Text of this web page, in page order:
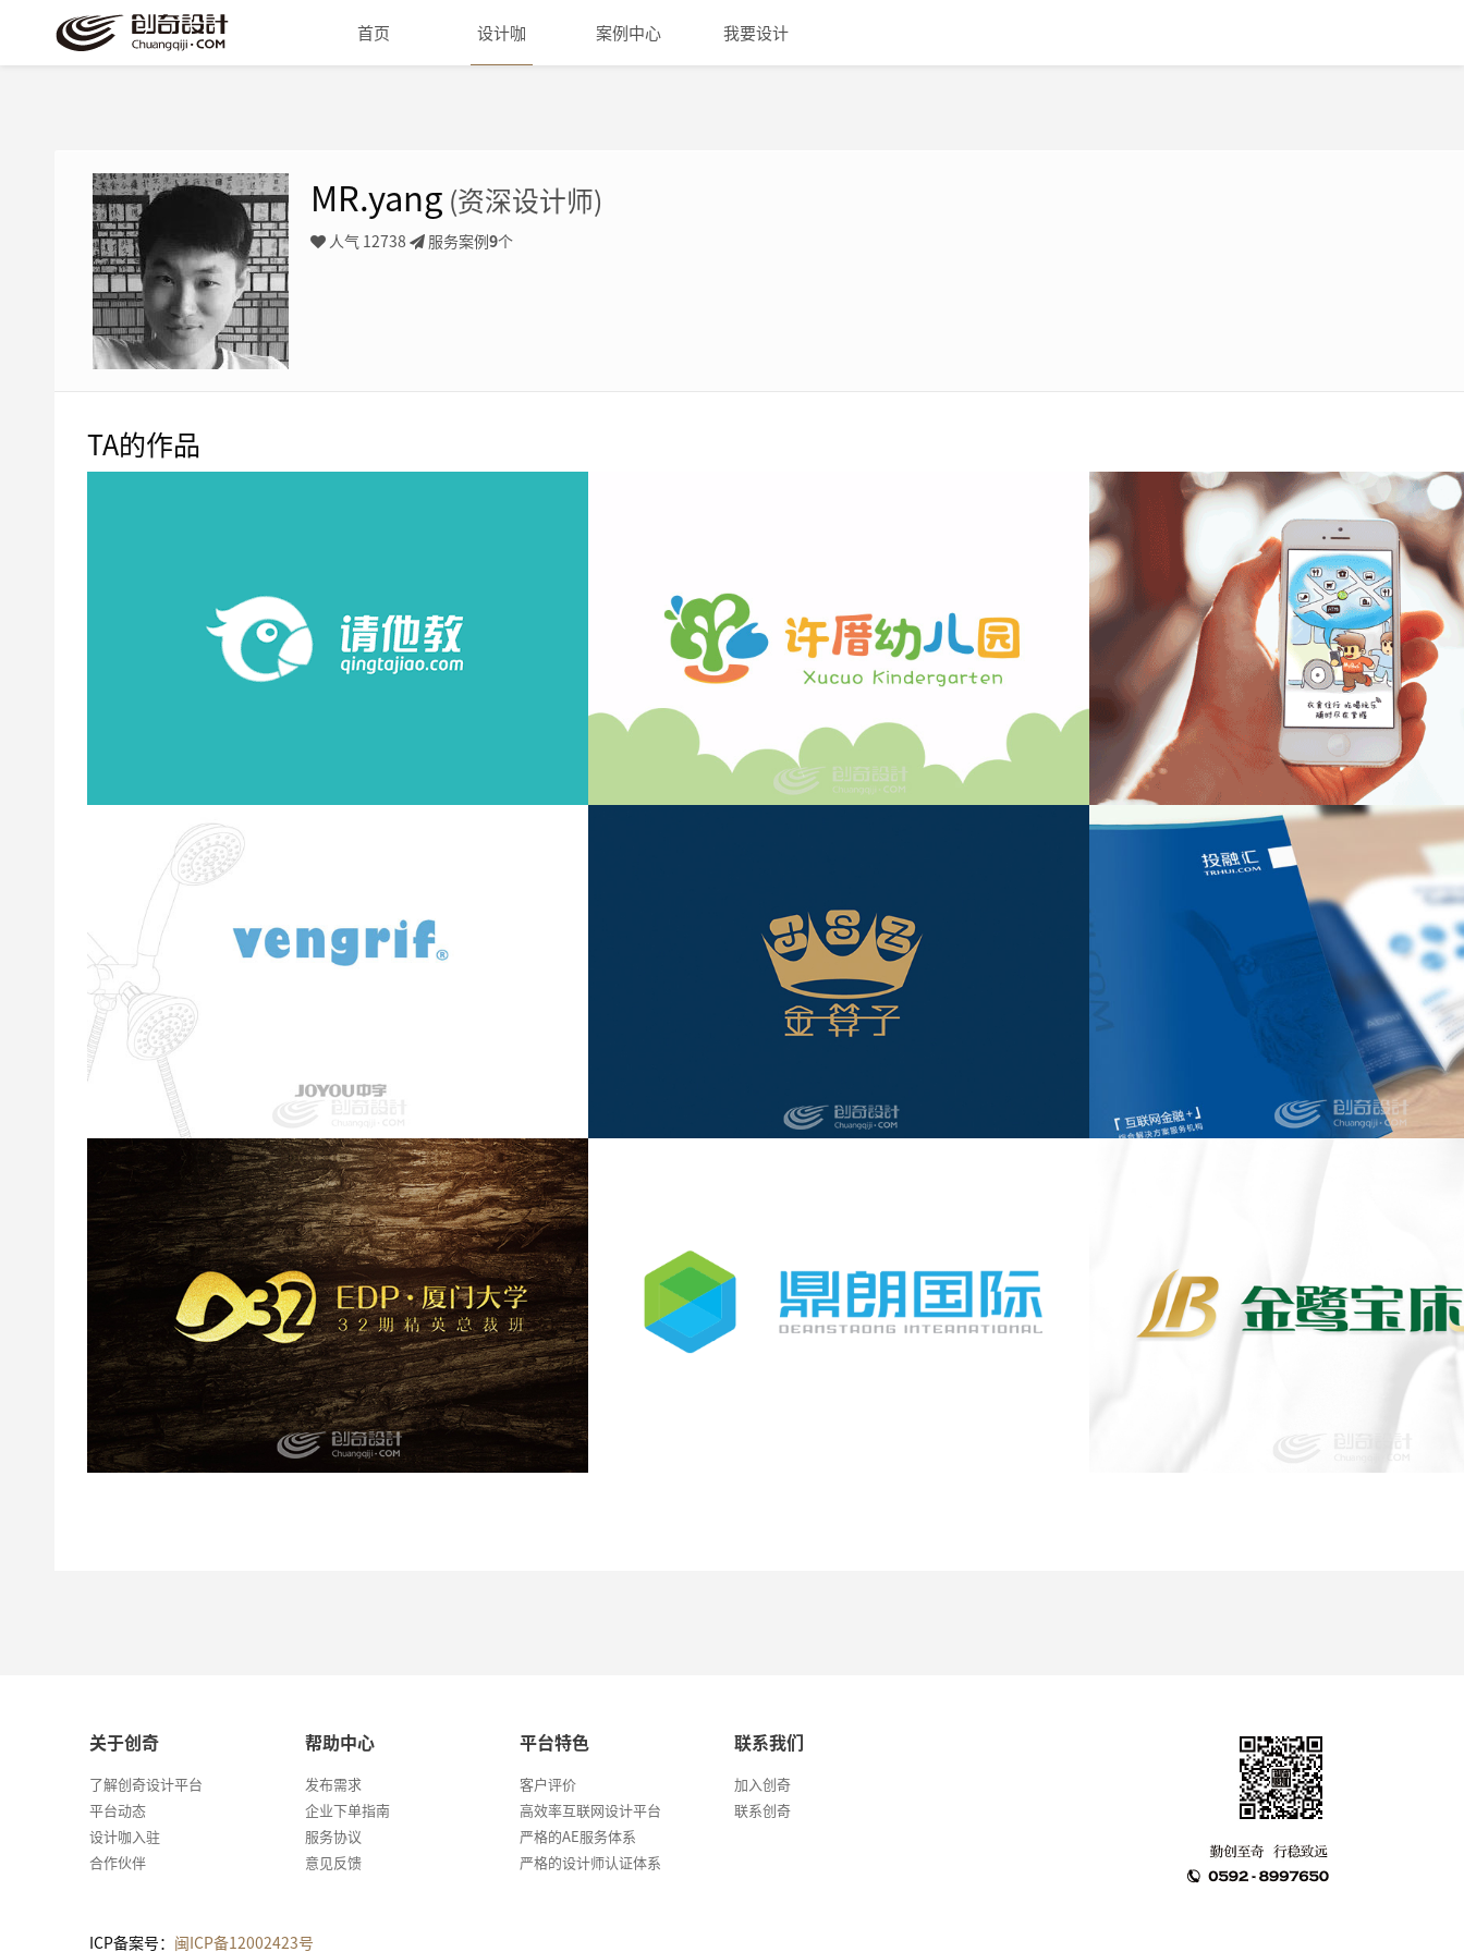
首页 设计咖 案例中心 我要设计
MR.yang (资深设计师)
人气 12738 服务案例9个
TA的作品
关于创奇
了解创奇设计平台
平台动态
设计咖入驻
合作伙伴
帮助中心
发布需求
企业下单指南
服务协议
意见反馈
平台特色
客户评价
高效率互联网设计平台
严格的AE服务体系
严格的设计师认证体系
联系我们
加入创奇
联系创奇
ICP备案号： 闽ICP备12002423号